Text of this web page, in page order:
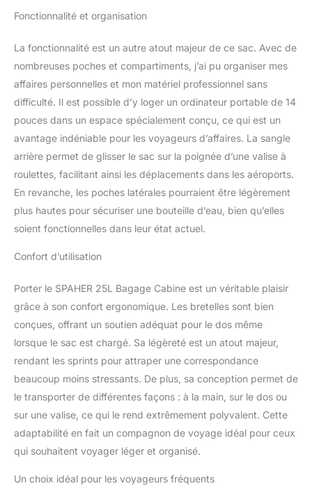
Fonctionnalité et organisation
La fonctionnalité est un autre atout majeur de ce sac. Avec de
nombreuses poches et compartiments, j’ai pu organiser mes
affaires personnelles et mon matériel professionnel sans
difficulté. Il est possible d’y loger un ordinateur portable de 14
pouces dans un espace spécialement conçu, ce qui est un
avantage indéniable pour les voyageurs d’affaires. La sangle
arrière permet de glisser le sac sur la poignée d’une valise à
roulettes, facilitant ainsi les déplacements dans les aéroports.
En revanche, les poches latérales pourraient être légèrement
plus hautes pour sécuriser une bouteille d’eau, bien qu’elles
soient fonctionnelles dans leur état actuel.
Confort d’utilisation
Porter le SPAHER 25L Bagage Cabine est un véritable plaisir
grâce à son confort ergonomique. Les bretelles sont bien
conçues, offrant un soutien adéquat pour le dos même
lorsque le sac est chargé. Sa légèreté est un atout majeur,
rendant les sprints pour attraper une correspondance
beaucoup moins stressants. De plus, sa conception permet de
le transporter de différentes façons : à la main, sur le dos ou
sur une valise, ce qui le rend extrêmement polyvalent. Cette
adaptabilité en fait un compagnon de voyage idéal pour ceux
qui souhaitent voyager léger et organisé.
Un choix idéal pour les voyageurs fréquents